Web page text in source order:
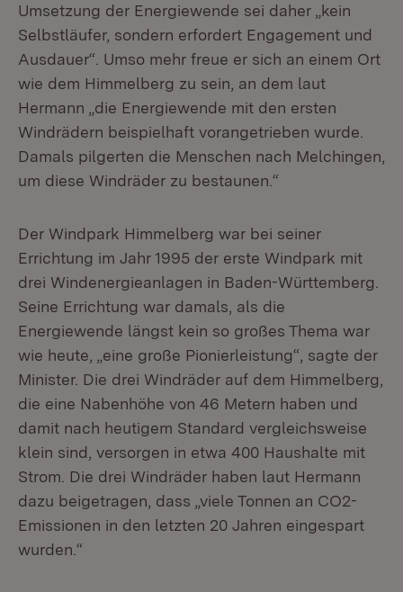
Umsetzung der Energiewende sei daher „kein
Selbstläufer, sondern erfordert Engagement und
Ausdauer“. Umso mehr freue er sich an einem Ort
wie dem Himmelberg zu sein, an dem laut
Hermann „die Energiewende mit den ersten
Windrädern beispielhaft vorangetrieben wurde.
Damals pilgerten die Menschen nach Melchingen,
um diese Windräder zu bestaunen.“
Der Windpark Himmelberg war bei seiner
Errichtung im Jahr 1995 der erste Windpark mit
drei Windenergieanlagen in Baden-Württemberg.
Seine Errichtung war damals, als die
Energiewende längst kein so großes Thema war
wie heute, „eine große Pionierleistung“, sagte der
Minister. Die drei Windräder auf dem Himmelberg,
die eine Nabenhöhe von 46 Metern haben und
damit nach heutigem Standard vergleichsweise
klein sind, versorgen in etwa 400 Haushalte mit
Strom. Die drei Windräder haben laut Hermann
dazu beigetragen, dass „viele Tonnen an CO2-
Emissionen in den letzten 20 Jahren eingespart
wurden.“